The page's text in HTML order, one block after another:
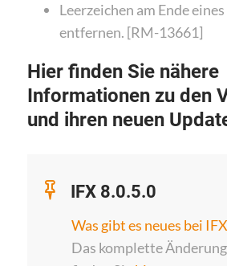
Leerzeichen am Ende
entfernen. [RM-13661]
Hier finden Sie nähere
Informationen zu den
und ihren neuen
IFX 8.0.5.0
Was gibt es neues bei
Das komplette